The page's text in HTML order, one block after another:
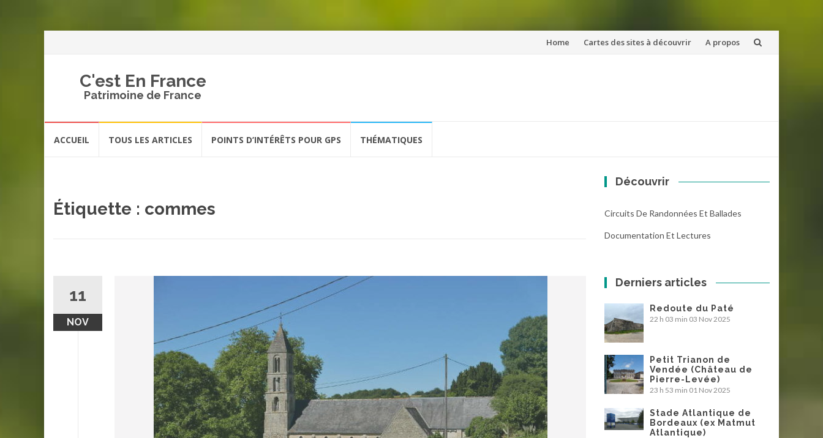
Aller
Home Cartes des sites à découvrir A propos
C'est En France
Patrimoine de France
ACCUEIL TOUS LES ARTICLES POINTS D’INTÉRÊTS POUR GPS THÉMATIQUES
Étiquette : commes
11
NOV
Découvrir
Circuits De Randonnées Et Ballades
Documentation Et Lectures
Derniers articles
Redoute du Paté
22 h 03 min 03 Nov 2025
Petit Trianon de
Vendée (Château de
Pierre-Levée)
23 h 53 min 01 Nov 2025
Stade Atlantique de
Bordeaux (ex Matmut
Atlantique)